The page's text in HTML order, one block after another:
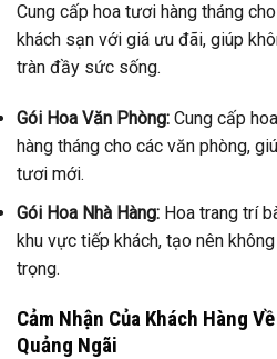
Cung cấp hoa tươi hàng tháng
khách sạn với giá ưu đãi, giúp
tràn đầy sức sống.
Gói Hoa Văn Phòng: Cung cấp
hàng tháng cho các văn phòng,
tươi mới.
Gói Hoa Nhà Hàng: Hoa trang trí
khu vực tiếp khách, tạo nên
trọng.
Cảm Nhận Của Khách Hàng
Quảng Ngãi